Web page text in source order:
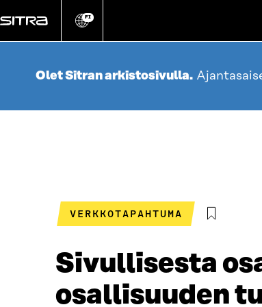
suoraan
Vaihda
kieli
FI
Olet Sitran arkistosivulla.
VERKKOTAPAHTUMA
Sivullisesta
osallisuuden